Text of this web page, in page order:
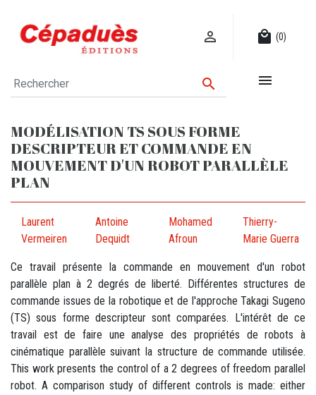
 local_mall (0)
 
MODÉLISATION TS SOUS FORME
DESCRIPTEUR ET COMMANDE EN
MOUVEMENT D'UN ROBOT PARALLÈLE
PLAN
Laurent
Vermeiren
Antoine
Dequidt
Mohamed
Afroun
Thierry-
Marie Guerra
Ce travail présente la commande en mouvement d'un robot
parallèle plan à 2 degrés de liberté. Différentes structures de
commande issues de la robotique et de l'approche Takagi Sugeno
(TS) sous forme descripteur sont comparées. L'intérêt de ce
travail est de faire une analyse des propriétés de robots à
cinématique parallèle suivant la structure de commande utilisée.
This work presents the control of a 2 degrees of freedom parallel
robot. A comparison study of different controls is made: either